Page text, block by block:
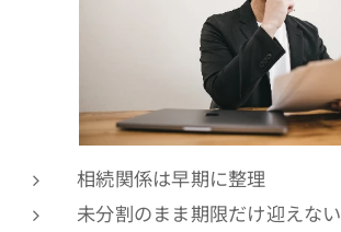
相続関係は早期に整理
未分割のまま期限だけ迎えない